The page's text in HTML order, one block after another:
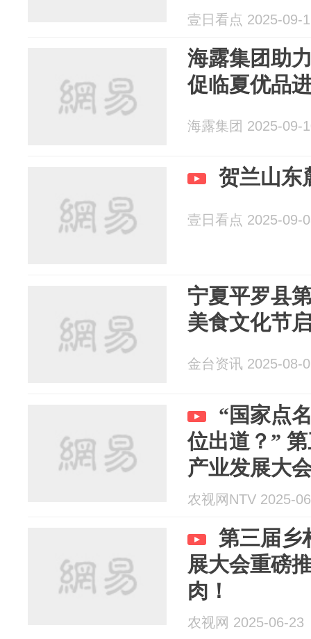
壹日看点 2025-09-
海露集团助
促临夏优品
海露集团 2025-09-
贺兰山东
壹日看点 2025-09-
宁夏平罗县
美食文化节
金台资讯 2025-08-
“国家点
位出道？”
产业发展大
羊羔肉！
农视网NTV 2025-
第三届乡
展大会重磅
肉！
农视网 2025-06-23